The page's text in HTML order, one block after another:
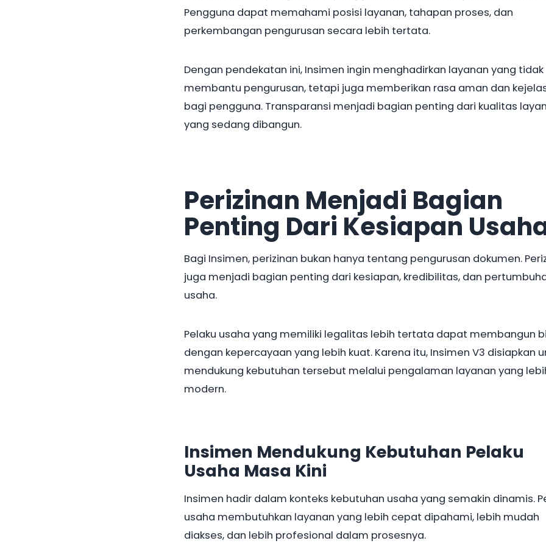
Pengguna dapat memahami posisi layanan, tahapan proses, dan
perkembangan pengurusan secara lebih tertata.
Dengan pendekatan ini, Insimen ingin menghadirkan layanan yang tidak
membantu pengurusan, tetapi juga memberikan rasa aman dan
bagi pengguna. Transparansi menjadi bagian penting dari kualitas
yang sedang dibangun.
Perizinan Menjadi Bagian
Penting Dari Kesiapan
Bagi Insimen, perizinan bukan hanya tentang pengurusan dokumen.
juga menjadi bagian penting dari kesiapan, kredibilitas, dan
usaha.
Pelaku usaha yang memiliki legalitas lebih tertata dapat membangun
dengan kepercayaan yang lebih kuat. Karena itu, Insimen V3 disiapkan
mendukung kebutuhan tersebut melalui pengalaman layanan yang
modern.
Insimen Mendukung Kebutuhan Pelaku
Usaha Masa Kini
Insimen hadir dalam konteks kebutuhan usaha yang semakin dinamis.
usaha membutuhkan layanan yang lebih cepat dipahami, lebih mudah
diakses, dan lebih profesional dalam prosesnya.